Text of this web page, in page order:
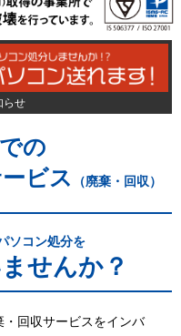
らせ
の
ビス
（廃棄・回収）
ソコン処分を
せんか？
回収サービスをインバ